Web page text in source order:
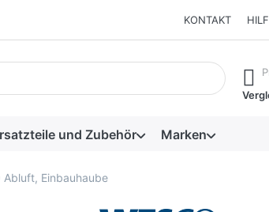
KONTAKT
Sie tippen, erscheinen automatisch erste
und Zubehör Marken
Abluft, Einbauhaube